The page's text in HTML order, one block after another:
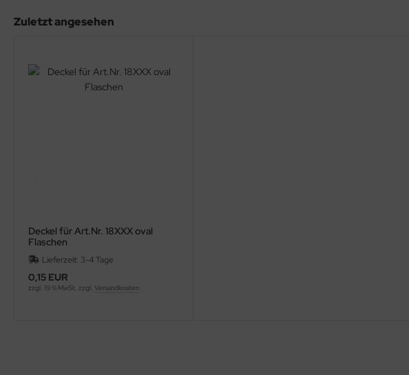
Zuletzt angesehen
Deckel für Art.Nr. 18XXX oval
Flaschen
Lieferzeit: 3-4 Tage
0,15 EUR
zzgl. 19 % MwSt. zzgl. Versandkosten